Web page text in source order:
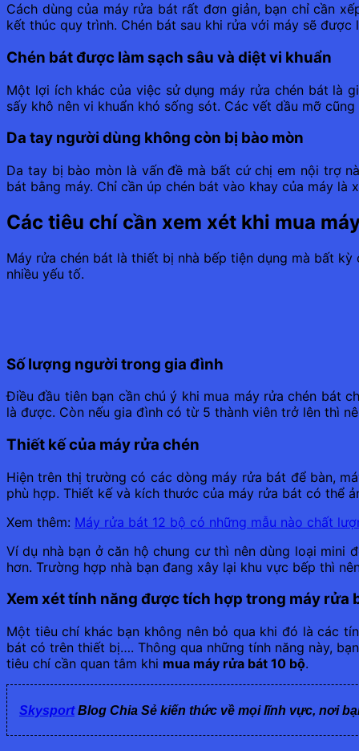
Cách dùng của máy rửa bát rất đơn giản, bạn chỉ cần
kết thúc quy trình. Chén bát sau khi rửa với máy sẽ
Chén bát được làm sạch sâu và diệt vi khuẩn
Một lợi ích khác của việc sử dụng máy rửa chén bát là
sấy khô nên vi khuẩn khó sống sót. Các vết dầu mỡ
Da tay người dùng không còn bị bào mòn
Da tay bị bào mòn là vấn đề mà bất cứ chị em nội trợ
bát bằng máy. Chỉ cần úp chén bát vào khay của máy
Các tiêu chí cần xem xét khi mua
Máy rửa chén bát là thiết bị nhà bếp tiện dụng mà bất
nhiều yếu tố.
Số lượng người trong gia đình
Điều đầu tiên bạn cần chú ý khi mua máy rửa chén bát
là được. Còn nếu gia đình có từ 5 thành viên trở lên thì
Thiết kế của máy rửa chén
Hiện trên thị trường có các dòng máy rửa bát để bàn,
phù hợp. Thiết kế và kích thước của máy rửa bát có thể
Xem thêm: Máy rửa bát 12 bộ có những mẫu nào chất
Ví dụ nhà bạn ở căn hộ chung cư thì nên dùng loại mini
hơn. Trường hợp nhà bạn đang xây lại khu vực bếp thì
Xem xét tính năng được tích hợp trong máy rửa
Một tiêu chí khác bạn không nên bỏ qua khi đó là các
bát có trên thiết bị…. Thông qua những tính năng này,
tiêu chí cần quan tâm khi mua máy rửa bát 10 bộ.
SkysportBlog Chia Sẻ kiến thức về mọi lĩnh vực, nơi